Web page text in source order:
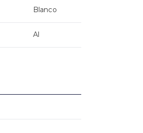
Blanco
Al